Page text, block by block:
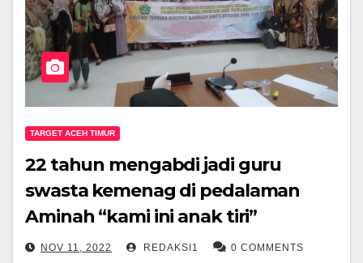
TARGET ACEH TIMUR
22 tahun mengabdi jadi guru
swasta kemenag di pedalaman
Aminah “kami ini anak tiri”
NOV 11, 2022 REDAKSI1 0 COMMENTS